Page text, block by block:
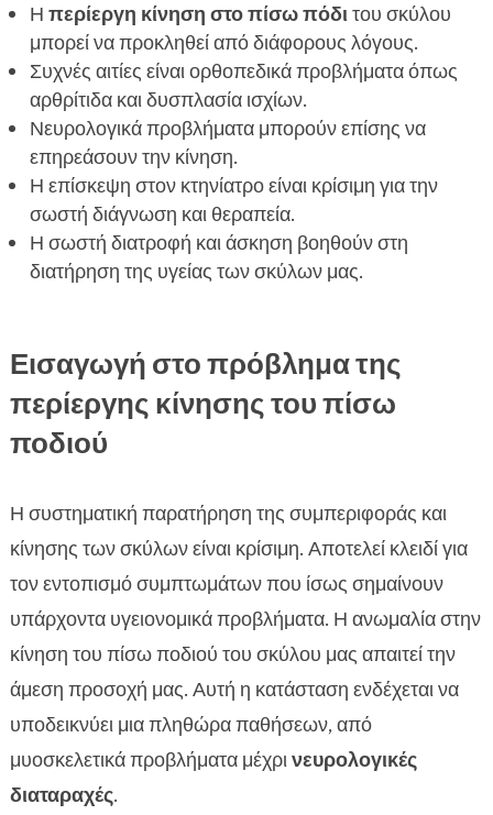

Τι να περιμένω από την επίσκεψη στον
κτηνίατρο

Συμβουλές πρόληψης και φροντίδας του
σκύλου μας
Διατροφικές ανάγκες και η σημασία της σωστής
διατροφής
Προτεινόμενες τροφές CricksyDog για
καλύτερη υγεία
 Τροφές και συμπληρώματα για εύκαμπτους και
σκύλους
Ο ρόλος της άσκησης και της φυσικής
κατάστασης
 Χρήσιμες ασκήσεις και φυσικοθεραπεία για
 Τι να κάνουμε σε περίπτωση επιδείνωσης της
κατάστασης
 FAQ
Η περίεργη κίνηση στο πίσω πόδιτου σκύλου
μπορεί να προκληθεί από διάφορους λόγους.
Συχνές αιτίες είναι ορθοπεδικά προβλήματα όπως
αρθρίτιδα και δυσπλασία ισχίων.
Νευρολογικά προβλήματα μπορούν επίσης να
επηρεάσουν την κίνηση.
Η επίσκεψη στον κτηνίατρο είναι κρίσιμη για την
σωστή διάγνωση και θεραπεία.
Η σωστή διατροφή και άσκηση βοηθούν στη
διατήρηση της υγείας των σκύλων μας.
Εισαγωγή στο πρόβλημα της
περίεργης κίνησης του πίσω
ποδιού
Η συστηματική παρατήρηση της συμπεριφοράς και
κίνησης των σκύλων είναι κρίσιμη. Αποτελεί κλειδί για
τον εντοπισμό συμπτωμάτων που ίσως σημαίνουν
υπάρχοντα υγειονομικά προβλήματα. Η ανωμαλία στην
κίνηση του πίσω ποδιού του σκύλου μας απαιτεί την
άμεση προσοχή μας. Αυτή η κατάσταση ενδέχεται να
υποδεικνύει μια πληθώρα παθήσεων, από
μυοσκελετικά προβλήματα μέχρινευρολογικές
διαταραχές.